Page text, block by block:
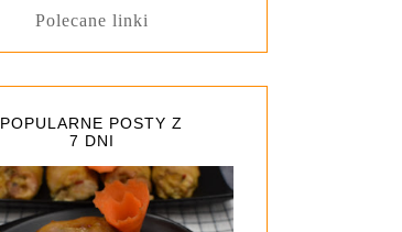
Polecane linki
POPULARNE POSTY Z
7 DNI